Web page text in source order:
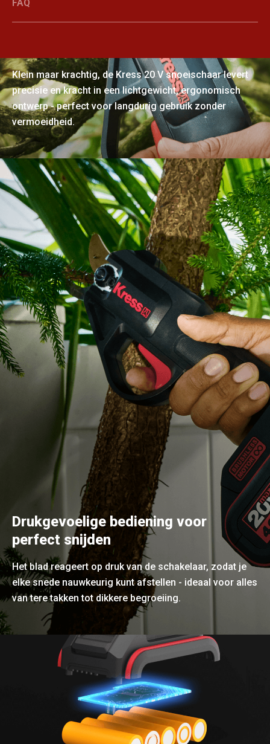
FAQ
Klein maar krachtig, de Kress 20 V snoeischaar levert
precisie en kracht in een lichtgewicht, ergonomisch
ontwerp - perfect voor langdurig gebruik zonder
vermoeidheid.
Drukgevoelige bediening voor
perfect snijden
Het blad reageert op druk van de schakelaar, zodat je
elke snede nauwkeurig kunt afstellen - ideaal voor alles
van tere takken tot dikkere begroeiing.